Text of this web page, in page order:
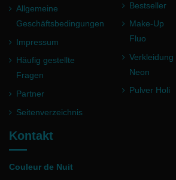
Allgemeine
Geschäftsbedingungen
Impressum
Häufig gestellte
Fragen
Partner
Seitenverzeichnis
Bestseller
Make-Up
Fluo
Verkleidung
Neon
Pulver Holi
Kontakt
Couleur de Nuit